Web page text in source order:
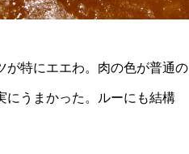
特にエエわ。肉の色が普通の
にうまかった。ルーにも結構